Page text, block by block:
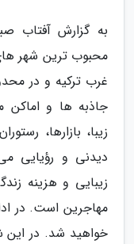
به گزارش آفتاب
محبوب ترین شهر
غرب ترکیه و در
جاذبه ها و اماکن
زیبا، بازارها،
دیدنی و رؤیایی
زیبایی و هزینه
مهاجرین است. در
خواهید شد. در این